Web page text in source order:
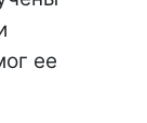
ее